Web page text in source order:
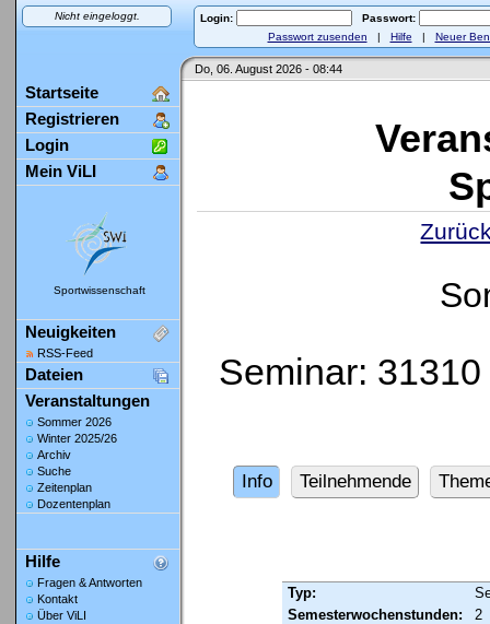
Nicht eingeloggt. Login:
Passwort:
Passwort zusenden | Hilfe | Neuer
Do, 06. August 2026 - 08:44
Startseite
Registrieren
Login
Mein ViLI
Sportwissenschaft
Neuigkeiten
RSS-Feed
Dateien
Veranstaltungen
Sommer 2026
Winter 2025/26
Archiv
Suche
Zeitenplan
Dozentenplan
Hilfe
Fragen & Antworten
Kontakt
Über ViLI
Seminar:
Info Teilnehmende
Typ:
Semesterwochenstunden:
2